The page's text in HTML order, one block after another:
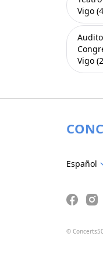
Vigo
Vigo
Español
©